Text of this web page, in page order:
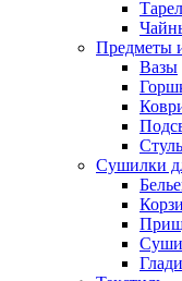
Предметы
Вазы
Сушилки